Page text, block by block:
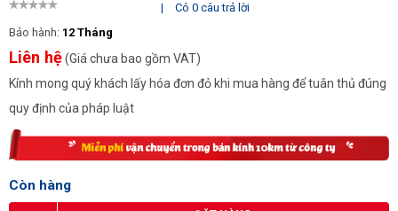
|
Có 0 câu trả lời
Bảo hành: 12 Tháng
Liên hệ(Giá chưa bao gồm VAT)
Kính mong quý khách lấy hóa đơn đỏ khi mua hàng để tuân thủ đúng
quy định của pháp luật
Còn hàng